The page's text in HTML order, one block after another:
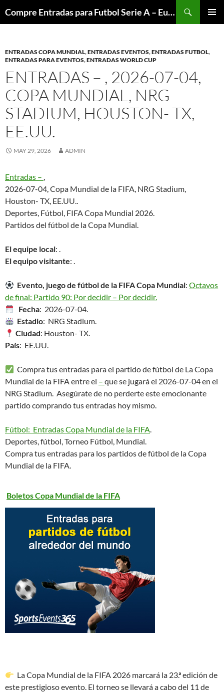
to
Compre Entradas para Futbol Serie A – Europa League – Premier League – Bundesliga
ENTRADAS COPA MUNDIAL,ENTRADAS EVENTOS,ENTRADAS FUTBOL,
ENTRADAS PARA EVENTOS,ENTRADAS WORLD CUP
ENTRADAS – , 2026-07-04,
COPA MUNDIAL, NRG
STADIUM, HOUSTON- TX,
EE.UU.
MAY 29, 2026 ADMIN
Entradas – ,
2026-07-04, Copa Mundial de la FIFA, NRG Stadium,
Houston- TX, EE.UU..
Deportes, Fútbol, FIFA Copa Mundial 2026.
Partidos del fútbol de la Copa Mundial.
El equipe local: .
El equipo visitante: .
Evento, juego de fútbol de la FIFA Copa Mundial:Octavos
de final: Partido 90: Por decidir – Por decidir.
Fecha: 2026-07-04.
Estadio: NRG Stadium.
Ciudad: Houston- TX.
País: EE.UU.
Compra tus entradas para el partido de fútbol de La Copa
Mundial de la FIFA entre el – que se jugará el 2026-07-04 en el
NRG Stadium. Asegúrate de no perderte este emocionante
partido comprando tus entradas hoy mismo.
Fútbol: Entradas Copa Mundial de la FIFA.
Deportes, fútbol, Torneo Fútbol, Mundial.
Compra tus entradas para los partidos de fútbol de la Copa
Mundial de la FIFA.
Boletos Copa Mundial de la FIFA
La Copa Mundial de la FIFA 2026 marcará la 23.ª edición de
este prestigioso evento. El torneo se llevará a cabo del 11 de